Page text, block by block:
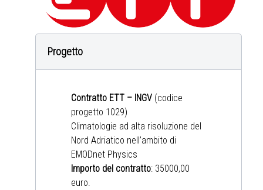
Progetto
Contratto ETT – INGV (codice
progetto 1029)
Climatologie ad alta risoluzione del
Nord Adriatico nell’ambito di
EMODnet Physics
Importo del contratto: 35000,00
euro.